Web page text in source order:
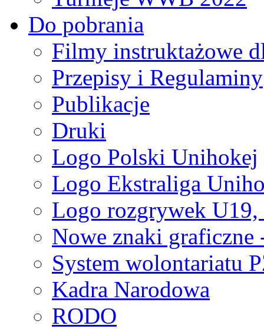
Do pobrania
Filmy instruktażowe
Przepisy i Regulaminy
Publikacje
Druki
Logo Polski Unihokej
Logo Ekstraliga
Logo rozgrywek
Nowe znaki graficzne
System wolontariatu
Kadra Narodowa
RODO